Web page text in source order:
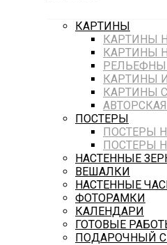
КАРТИНЫ
КАРТИНЫ
КАРТИНЫ
КАРТИНЫ
КАРТИНЫ
ПОСТЕРЫ
ПОСТЕРЫ
ПОСТЕРЫ
НАСТЕННЫЕ
ВЕШАЛКИ
НАСТЕННЫЕ
ФОТОРАМКИ
КАЛЕНДАРИ
ГОТОВЫЕ
ПОДАРОЧНЫЙ